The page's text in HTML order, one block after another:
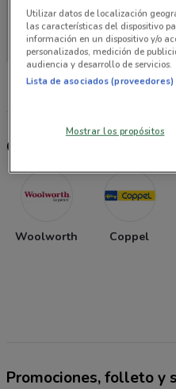
Woolworth
Otras tiendas
Woolworth Coppel
Promociones, folleto y
Utilizar datos de localización
las características del dispositivo
información en un dispositivo y/o
personalizados, medición de
audiencia y desarrollo de servicios.
Lista de asociados (proveedores)
Mostrar los propósitos